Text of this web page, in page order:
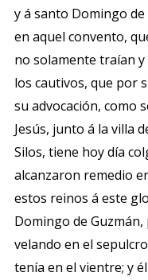
y á santo Domingo
en aquel convento,
no solamente traían
los cautivos, que por
su advocación, como
Jesús, junto á la villa
Silos, tiene hoy día
alcanzaron remedio
estos reinos á este
Domingo de
velando en el
tenía en el vientre; y